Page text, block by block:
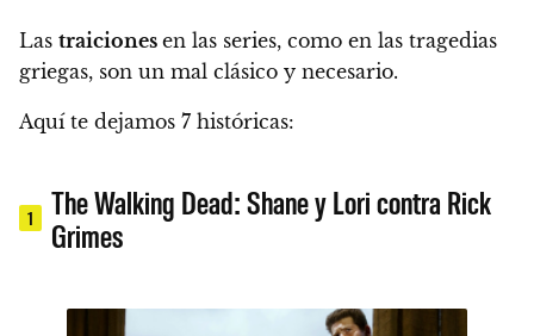
Las traiciones en las series, como en las tragedias
griegas, son un mal clásico y necesario.
Aquí te dejamos 7 históricas:
1
The Walking Dead: Shane y Lori contra Rick
Grimes